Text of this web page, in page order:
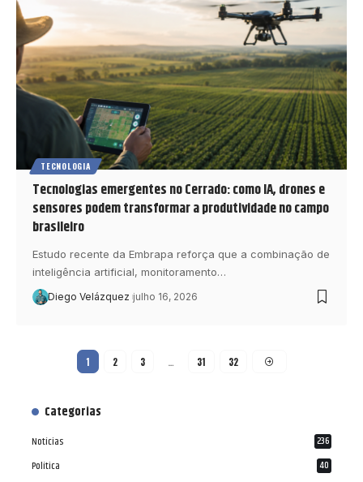
TECNOLOGIA
Tecnologias emergentes no Cerrado: como IA, drones e
sensores podem transformar a produtividade no campo
brasileiro
Estudo recente da Embrapa reforça que a combinação de
inteligência artificial, monitoramento…
Diego Velázquez julho 16, 2026
1 2 3 … 31 32
Categorias
Notícias 236
Política 40